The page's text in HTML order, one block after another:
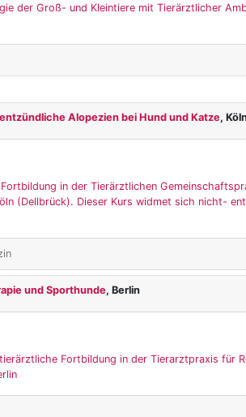
der Groß- und Kleintiere mit Tierärztlicher
Alopezien bei Hund und Katze,
in der Tierärztlichen
(Dellbrück). Dieser Kurs widmet sich nicht-
und Sporthunde, Berlin
Fortbildung in der Tierarztpraxis für